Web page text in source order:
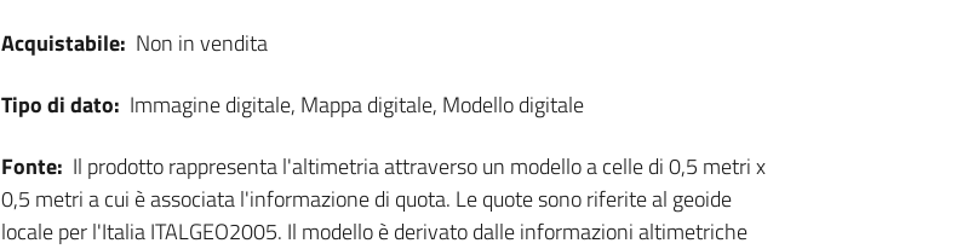
Acquistabile: Non in vendita
Tipo di dato: Immagine digitale, Mappa digitale, Modello digitale
Fonte: Il prodotto rappresenta l'altimetria attraverso un modello a celle di 0,5 metri x
0,5 metri a cui è associata l'informazione di quota. Le quote sono riferite al geoide
locale per l'Italia ITALGEO2005. Il modello è derivato dalle informazioni altimetriche